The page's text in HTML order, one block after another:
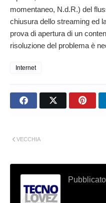
momentaneo, N.d.R.) del
chiusura dello streaming ed
prova di apertura di un
risoluzione del problema è
Internet
VECCHIA